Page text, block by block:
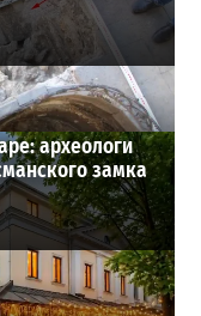
археологи
замка